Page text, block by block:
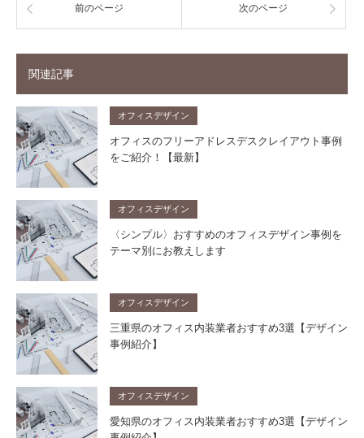
前のページ 次のページ
関連記事
オフィスデザイン
オフィスのフリーアドレスデスクレイアウト事例
をご紹介！【最新】
オフィスデザイン
〈シンプル〉おすすめのオフィスデザイン事例を
テーマ別にお教えします
オフィスデザイン
三重県のオフィス内装業者おすすめ3選【デザイン
事例紹介】
オフィスデザイン
愛知県のオフィス内装業者おすすめ3選【デザイン